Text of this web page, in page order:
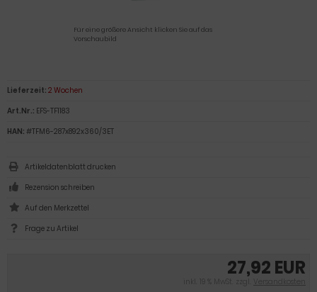
Für eine größere Ansicht klicken Sie auf das
Vorschaubild
27,92 EUR
inkl. 19 % MwSt. zzgl. Versandkosten
Lieferzeit: 2 Wochen
Art.Nr.: EFS-TF1183
HAN: #TFM6-287x892x360/3ET
Artikeldatenblatt drucken
Rezension schreiben
Frage zu Artikel